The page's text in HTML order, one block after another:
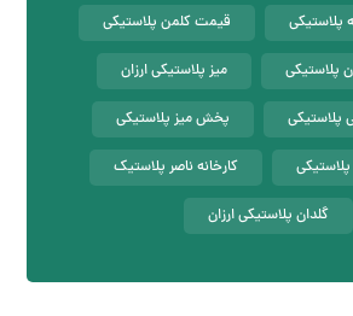
پلاستیکی قیمت کلمن پلاستیکی
پلاستیکی میز پلاستیکی ارزان
پخش میز پلاستیکی
کارخانه ناصر پلاستیک
گلدان پلاستیکی ارزان